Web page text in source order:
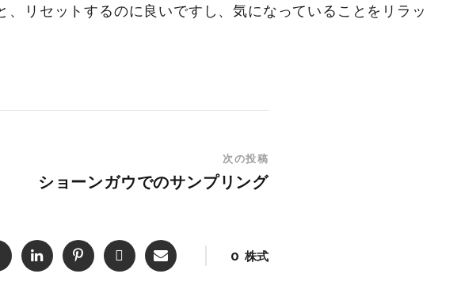
リセットするのに良いですし、気になっていることをリラッ
次の投稿
ショーンガウでのサンプリング
0 株式